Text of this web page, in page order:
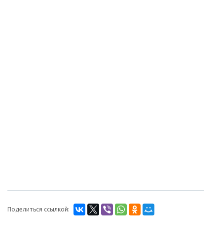
Поделиться ссылкой: